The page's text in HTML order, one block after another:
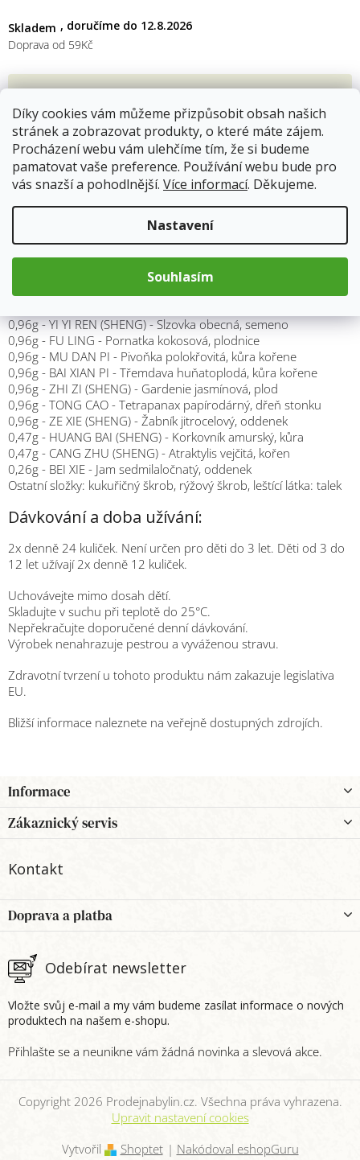
Díky cookies vám můžeme přizpůsobit obsah našich
stránek a zobrazovat produkty, o které máte zájem.
Procházení webu vám ulehčíme tím, že si budeme
pamatovat vaše preference. Používání webu bude pro
vás snazší a pohodlnější. Více informací. Děkujeme.
Nastavení
Souhlasím
Skladem 12.8.2026
Doprava od 59Kč
255 Kč
Měrná
cena:
Přidat do košíku
Hodnocení
Složení doporučené denní dávky:
0,96g - YI YI REN (SHENG) - Slzovka obecná, semeno
0,96g - FU LING - Pornatka kokosová, plodnice
0,96g - MU DAN PI - Pivoňka polokřovitá, kůra kořene
0,96g - BAI XIAN PI - Třemdava huňatoplodá, kůra kořene
0,96g - ZHI ZI (SHENG) - Gardenie jasmínová, plod
0,96g - TONG CAO - Tetrapanax papírodárný, dřeň stonku
0,96g - ZE XIE (SHENG) - Žabník jitrocelový, oddenek
0,47g - HUANG BAI (SHENG) - Korkovník amurský, kůra
0,47g - CANG ZHU (SHENG) - Atraktylis vejčitá, kořen
0,26g - BEI XIE - Jam sedmilaločnatý, oddenek
Ostatní složky: kukuřičný škrob, rýžový škrob, leštící látka: talek
Dávkování a doba užívání:
2x denně 24 kuliček. Není určen pro děti do 3 let. Děti od 3 do
12 let užívají 2x denně 12 kuliček.
Uchovávejte mimo dosah dětí.
Skladujte v suchu při teplotě do 25°C.
Nepřekračujte doporučené denní dávkování.
Výrobek nenahrazuje pestrou a vyváženou stravu.
Zdravotní tvrzení u tohoto produktu nám zakazuje legislativa
EU.
Bližší informace naleznete na veřejně dostupných zdrojích.
á
p
a
Informace
Zákaznický servis
Kontakt
Odebírat newsletter
Vložte svůj e-mail a my vám budeme zasílat informace o nových
produktech na našem e-shopu.
Doprava a platba
Vytvořil Shoptet | Nakódoval eshopGuru
Copyright 2026 Prodejnabylin.cz. Všechna práva vyhrazena.
Upravit nastavení cookies